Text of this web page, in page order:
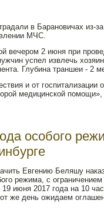
в Барановичах из-
МЧС.
вечером 2 июня при
успел извлечь
Глубина траншеи - 2
и от госпитализации
медицинской
особого
Евгению Беляшу
режима, с
июня 2017 года на 10
же день ожидаем